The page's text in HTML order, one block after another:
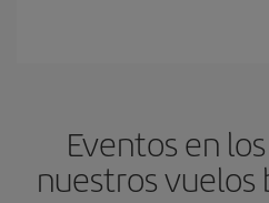
Eventos en
nuestros vuelos